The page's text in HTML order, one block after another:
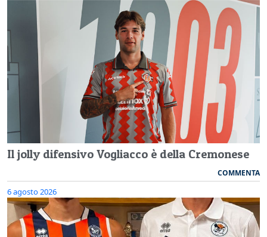
Il jolly difensivo Vogliacco è della Cremonese
COMMENTA
6 agosto 2026